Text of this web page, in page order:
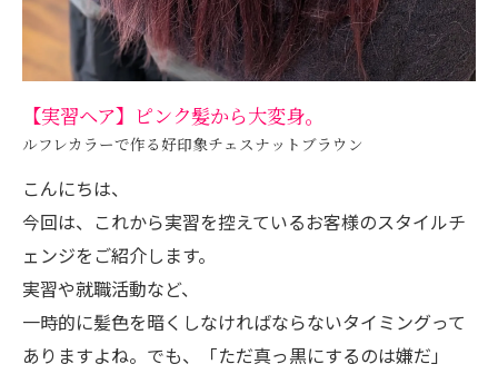
【実習ヘア】ピンク髪から大変身。
ルフレカラーで作る好印象チェスナットブラウン
こんにちは、
今回は、これから実習を控えているお客様のスタイルチ
ェンジをご紹介します。
実習や就職活動など、
一時的に髪色を暗くしなければならないタイミングって
ありますよね。でも、「ただ真っ黒にするのは嫌だ」